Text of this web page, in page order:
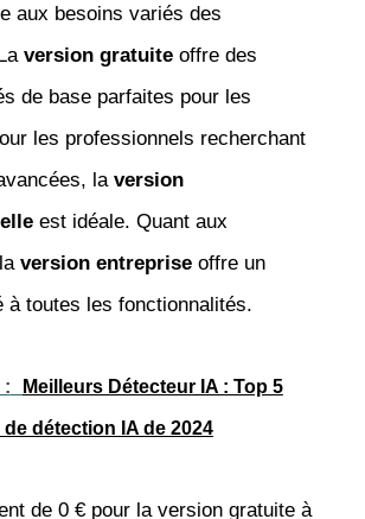
aux besoins variés des
version gratuiteoffre des
de base parfaites pour les
les professionnels recherchant
la version
est idéale. Quant aux
version entrepriseoffre un
à toutes les fonctionnalités.
: Meilleurs Détecteur IA : Top 5
détection IA de 2024
de 0 € pour la version gratuite à